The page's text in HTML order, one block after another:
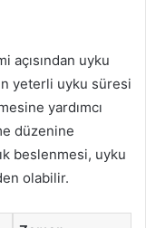
açısından uyku
yeterli uyku süresi
yardımcı
düzenine
beslenmesi, uyku
olabilir.